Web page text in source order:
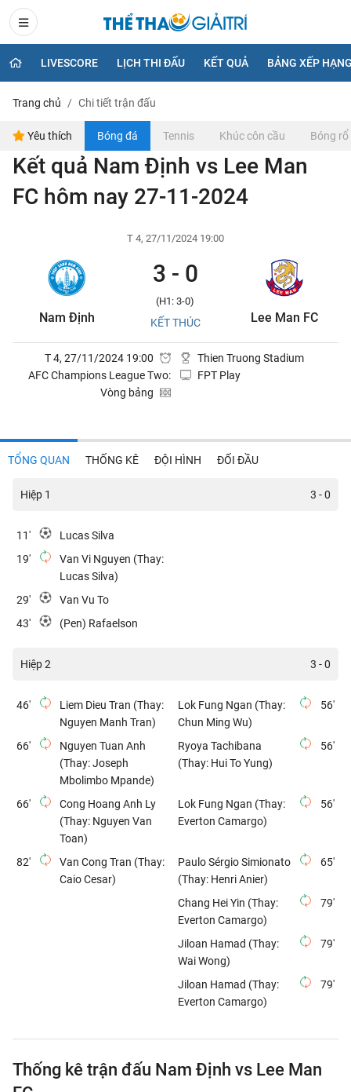
LIVESCORE LỊCH THI ĐẤU KẾT QUẢ BẢNG XẾP
Trang chủ Chi tiết trận đấu
Yêu thích Bóng đá Tennis Khúc côn cầu Bóng rổ
Kết quả Nam Định vs Lee Man
FC hôm nay 27-11-2024
T 4, 27/11/2024 19:00
Nam Định
3 - 0
(H1: 3-0)
KẾT THÚC Lee Man FC
T 4, 27/11/2024 19:00
AFC Champions League Two:
Vòng bảng
Thien Truong Stadium
FPT Play
TỔNG QUAN THỐNG KÊ ĐỘI HÌNH ĐỐI ĐẦU
Hiệp 1 3 - 0
11'
Lucas Silva
19'
Van Vi Nguyen (Thay:
Lucas Silva)
29'
Van Vu To
43'
(Pen) Rafaelson
Hiệp 2 3 - 0
46'
Liem Dieu Tran (Thay:
Nguyen Manh Tran)
Lok Fung Ngan (Thay:
Chun Ming Wu)
56'
66'
Nguyen Tuan Anh
(Thay: Joseph
Mbolimbo Mpande)
Ryoya Tachibana
(Thay: Hui To Yung)
56'
66'
Cong Hoang Anh Ly
(Thay: Nguyen Van
Toan)
Lok Fung Ngan (Thay:
Everton Camargo)
56'
82'
Van Cong Tran (Thay:
Caio Cesar)
Paulo Sérgio Simionato
(Thay: Henri Anier)
65'
Chang Hei Yin (Thay:
Everton Camargo)
79'
Jiloan Hamad (Thay:
Wai Wong)
79'
Jiloan Hamad (Thay:
Everton Camargo)
79'
Thống kê trận đấu Nam Định vs Lee Man